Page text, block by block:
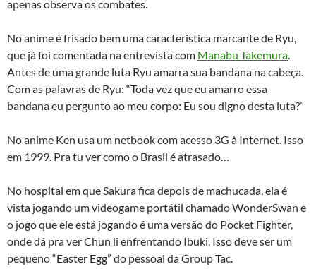
apenas observa os combates.
No anime é frisado bem uma característica marcante de Ryu,
que já foi comentada na entrevista com Manabu Takemura.
Antes de uma grande luta Ryu amarra sua bandana na cabeça.
Com as palavras de Ryu: “Toda vez que eu amarro essa
bandana eu pergunto ao meu corpo: Eu sou digno desta luta?”
No anime Ken usa um netbook com acesso 3G à Internet. Isso
em 1999. Pra tu ver como o Brasil é atrasado…
No hospital em que Sakura fica depois de machucada, ela é
vista jogando um videogame portátil chamado WonderSwan e
o jogo que ele está jogando é uma versão do Pocket Fighter,
onde dá pra ver Chun li enfrentando Ibuki. Isso deve ser um
pequeno “Easter Egg” do pessoal da Group Tac.